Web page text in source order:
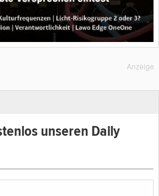
Anzeige
unseren Daily